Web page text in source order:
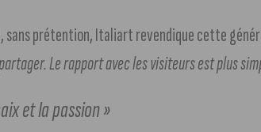
sans prétention, Italiart revendique cette
Le rapport avec les visiteurs est plus
et la passion »